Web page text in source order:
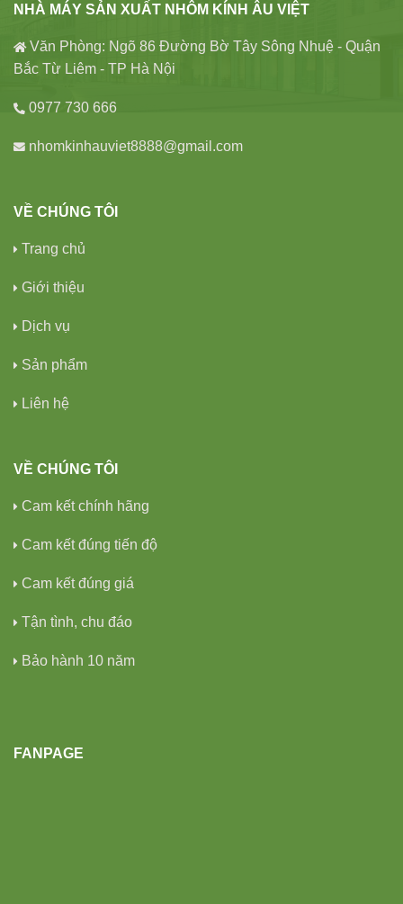
NHÀ MÁY SẢN XUẤT NHÔM KÍNH ÂU VIỆT
Văn Phòng: Ngõ 86 Đường Bờ Tây Sông Nhuệ - Quận
Bắc Từ Liêm - TP Hà Nội
0977 730 666
nhomkinhauviet8888@gmail.com
VỀ CHÚNG TÔI
Trang chủ
Giới thiệu
Dịch vụ
Sản phẩm
Liên hệ
VỀ CHÚNG TÔI
Cam kết chính hãng
Cam kết đúng tiến độ
Cam kết đúng giá
Tận tình, chu đáo
Bảo hành 10 năm
FANPAGE